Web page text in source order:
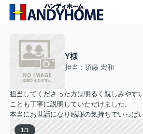
Y様
担当：須藤 宏和
担当してくださった方は明るく親しみやす
ことも丁寧に説明していただけました。
本当にお世話になり感謝の気持ちでいっぱ
1/1